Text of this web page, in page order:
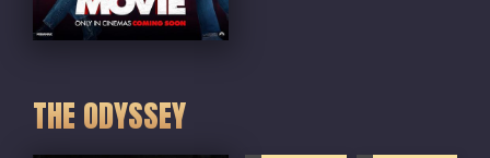
THE ODYSSEY